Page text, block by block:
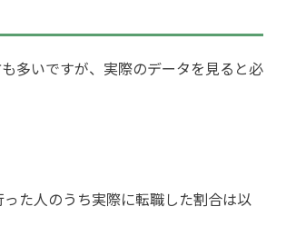
多いですが、実際のデータを見ると必
た人のうち実際に転職した割合は以